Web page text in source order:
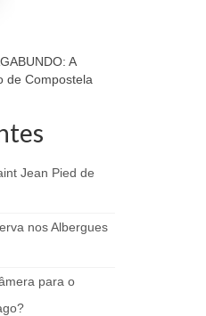
A
de Compostela
Jean Pied de
nos Albergues
para o